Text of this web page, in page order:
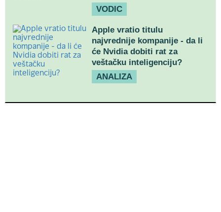
VODIC
Apple vratio titulu
najvrednije kompanije - da li
će Nvidia dobiti rat za
veštačku inteligenciju?
ANALIZA